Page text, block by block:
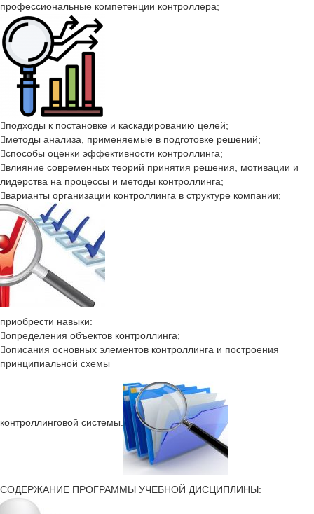
профессиональные компетенции контроллера;
подходы к постановке и каскадированию целей;
методы анализа, применяемые в подготовке решений;
способы оценки эффективности контроллинга;
влияние современных теорий принятия решения, мотивации и
лидерства на процессы и методы контроллинга;
варианты организации контроллинга в структуре компании;
приобрести навыки:
определения объектов контроллинга;
описания основных элементов контроллинга и построения
принципиальной схемы
контроллинговой системы.
СОДЕРЖАНИЕ ПРОГРАММЫ УЧЕБНОЙ ДИСЦИПЛИНЫ: